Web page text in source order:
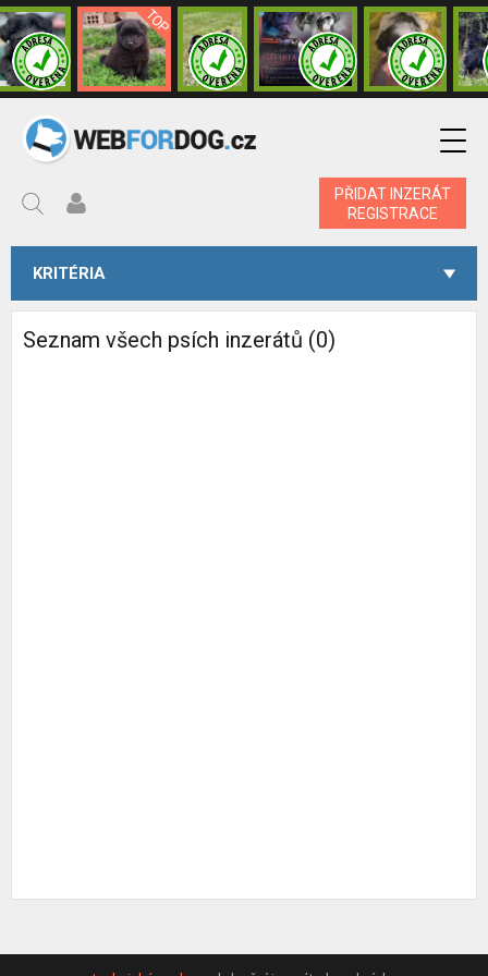
PŘIDAT INZERÁT
REGISTRACE
KRITÉRIA
Seznam všech psích inzerátů (0)